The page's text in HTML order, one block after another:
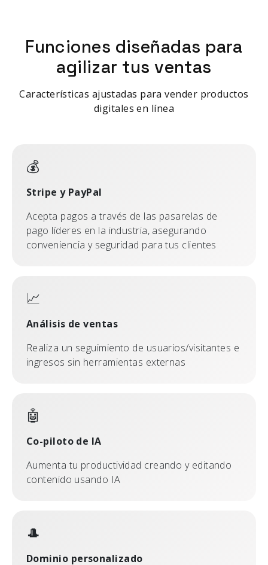
Funciones diseñadas para
agilizar tus ventas
Características ajustadas para vender productos
digitales en línea
💰
Stripe y PayPal
Acepta pagos a través de las pasarelas de
pago líderes en la industria, asegurando
conveniencia y seguridad para tus clientes
📈
Análisis de ventas
Realiza un seguimiento de usuarios/visitantes e
ingresos sin herramientas externas
🤖
Co-piloto de IA
Aumenta tu productividad creando y editando
contenido usando IA
🎩
Dominio personalizado